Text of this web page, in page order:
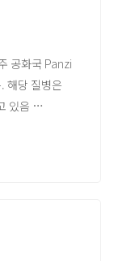
대한 방어
공화국 Panzi
해당 질병은
있음
발병